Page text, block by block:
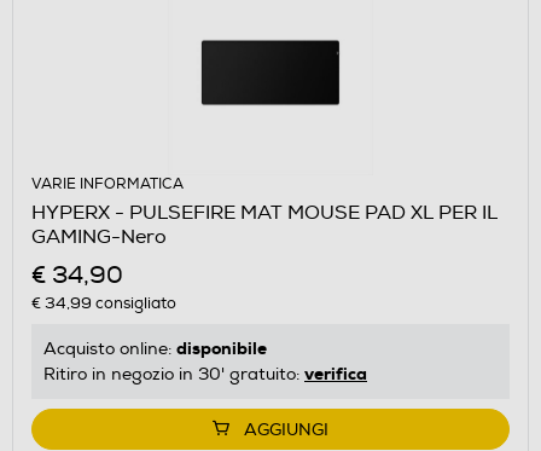
VARIE INFORMATICA
HYPERX - PULSEFIRE MAT MOUSE PAD XL PER IL
GAMING-Nero
€ 34,90
€ 34,99 consigliato
Acquisto online: disponibile
Ritiro in negozio in 30' gratuito: verifica
AGGIUNGI